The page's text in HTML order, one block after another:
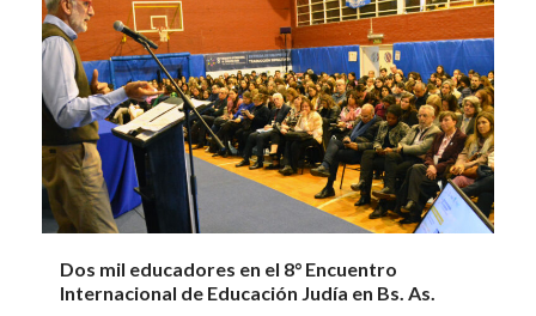
Dos mil educadores en el 8° Encuentro
Internacional de Educación Judía en Bs. As.